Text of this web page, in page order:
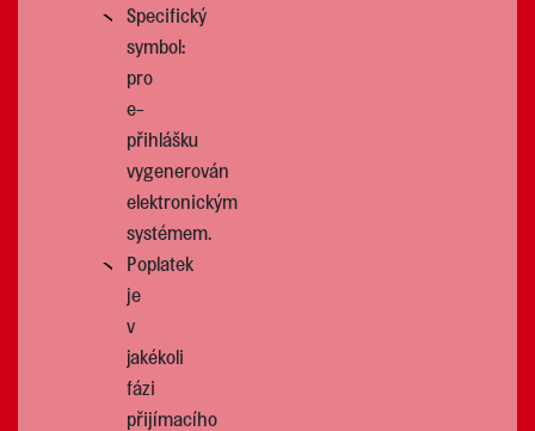
Specifický
symbol:
pro
e-
přihlášku
vygenerován
elektronickým
systémem.
Poplatek
je
v
jakékoli
fázi
přijímacího